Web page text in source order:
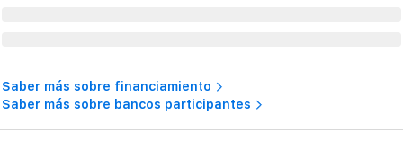
Saber más sobre financiamiento
Saber más sobre bancos participantes